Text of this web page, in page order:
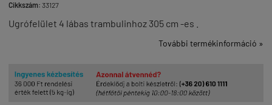
Cikkszám: 33127
Ugrófelület 4 lábas trambulinhoz 305 cm -es .
További termékinformáció »